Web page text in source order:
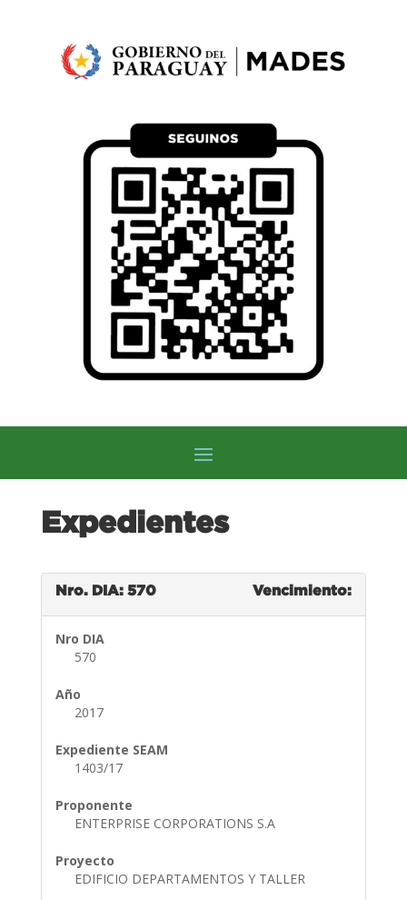
Expedientes
Nro. DIA: 570 Vencimiento:
Nro DIA
570
Año
2017
Expediente SEAM
1403/17
Proponente
ENTERPRISE CORPORATIONS S.A
Proyecto
EDIFICIO DEPARTAMENTOS Y TALLER